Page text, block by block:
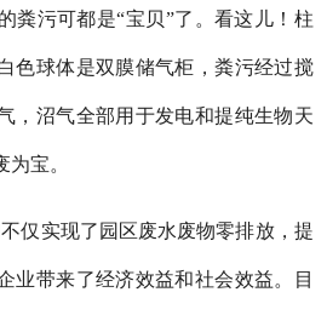
污可都是“宝贝”了。看这儿！柱
色球体是双膜储气柜，粪污经过搅
，沼气全部用于发电和提纯生物天
宝。
实现了园区废水废物零排放，提
业带来了经济效益和社会效益。目